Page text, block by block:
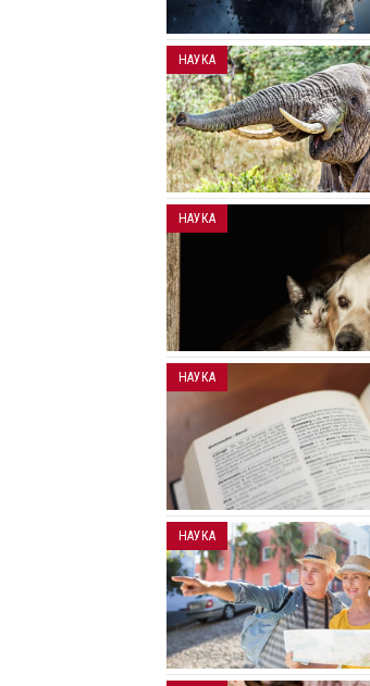
НАУКА
НАУКА
НАУКА
НАУКА